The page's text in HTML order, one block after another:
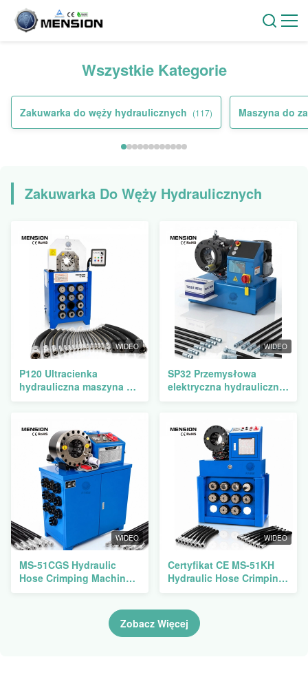
Wszystkie Kategorie
Zakuwarka do węży hydraulicznych (117) Maszyna do
Zakuwarka Do Węży Hydraulicznych
WIDEO
P120 Ultracienka
hydrauliczna maszyna do
wysokociśnieniową
zaciskarkę do węży
WIDEO
SP32 Przemysłowa
elektryczna hydrauliczna
zestawami matrycy dla
węzłów 1/4 - 2,0 cala
WIDEO
MS-51CGS Hydraulic
Hose Crimping Machine z
WIDEO
Certyfikat CE MS-51KH
Hydraulic Hose Crimping
10 zestawami matrycy
Zobacz Więcej